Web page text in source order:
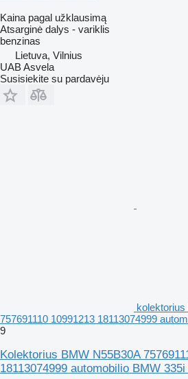
Kaina pagal užklausimą
Atsarginė dalys - variklis
benzinas
Lietuva, Vilnius
UAB Asvela
Susisiekite su pardavėju
757691110 10991213 18113074999
9
Kolektorius BMW N55B30A
18113074999 automobilio BMW 335i